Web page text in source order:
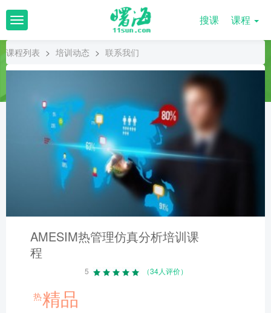
T
o
g
l
搜课 课程
课程列表 > 培训动态 > 联系我们
AMESIM热管理仿真分析培训课
程
5 （34人评价）
热精品